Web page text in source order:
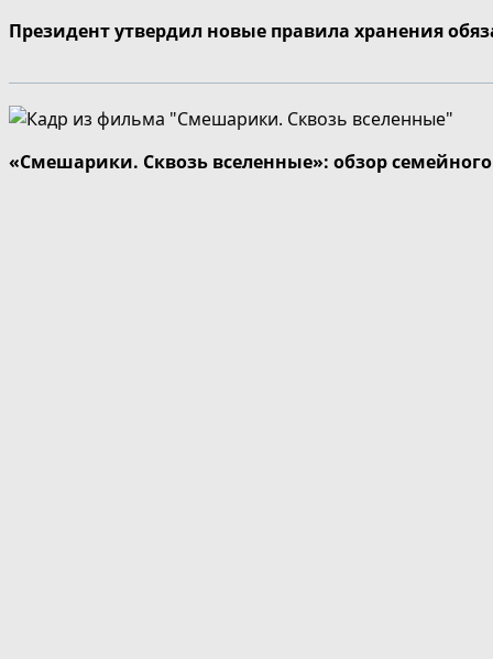
Президент утвердил новые правила хранения
«Смешарики. Сквозь вселенные»: обзор